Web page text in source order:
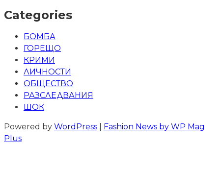
Categories
БОМБА
ГОРЕЩО
КРИМИ
ЛИЧНОСТИ
ОБЩЕСТВО
РАЗСЛЕДВАНИЯ
ШОК
Powered by WordPress
Fashion News by WP Mag
Plus